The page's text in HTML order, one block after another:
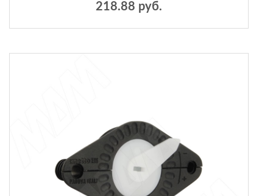
218.88 руб.